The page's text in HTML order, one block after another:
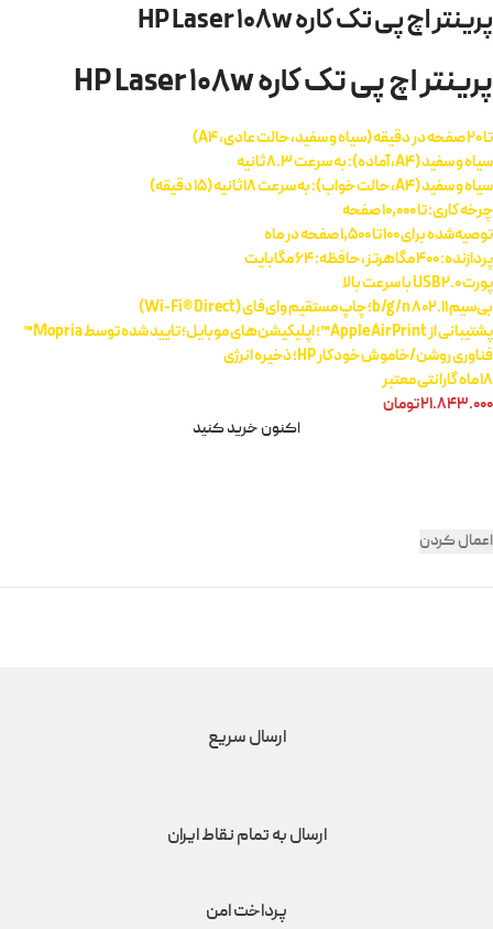
پرینتر اچ پی تک کاره HP Laser 108w
پرینتر اچ پی تک کاره HP Laser 108w
تا 20 صفحه در دقیقه (سیاه و سفید، حالت عادی، A4)
سیاه و سفید (A4، آماده): به سرعت 8.3 ثانیه
سیاه و سفید (A4، حالت خواب): به سرعت 18 ثانیه (15 دقیقه)
چرخه کاری: تا 10,000 صفحه
توصیه‌شده برای 100 تا 1,500 صفحه در ماه
پردازنده: 400 مگاهرتز، حافظه: 64 مگابایت
پورت USB 2.0 با سرعت بالا
بی‌سیم 802.11 b/g/n؛ چاپ مستقیم وای‌فای (Wi-Fi® Direct)
پشتیبانی از Apple AirPrint™؛ اپلیکیشن‌های موبایل؛ تایید شده توسط Mopria™
فناوری روشن/خاموش خودکار HP؛ ذخیره انرژی
18 ماه گارانتی معتبر
۲۱.۸۴۳.۰۰۰تومان
اکنون خرید کنید
اعمال کردن
ارسال سریع
ارسال به تمام نقاط ایران
پرداخت امن